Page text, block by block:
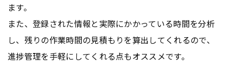
ます。
また、登録された情報と実際にかかっている時間を分析
し、残りの作業時間の見積もりを算出してくれるので、
進捗管理を手軽にしてくれる点もオススメです。